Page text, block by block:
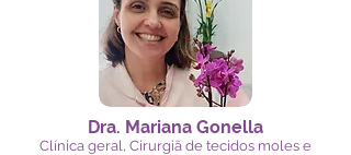
Dra. Mariana Gonella
Clínica geral, Cirurgiã de tecidos moles e